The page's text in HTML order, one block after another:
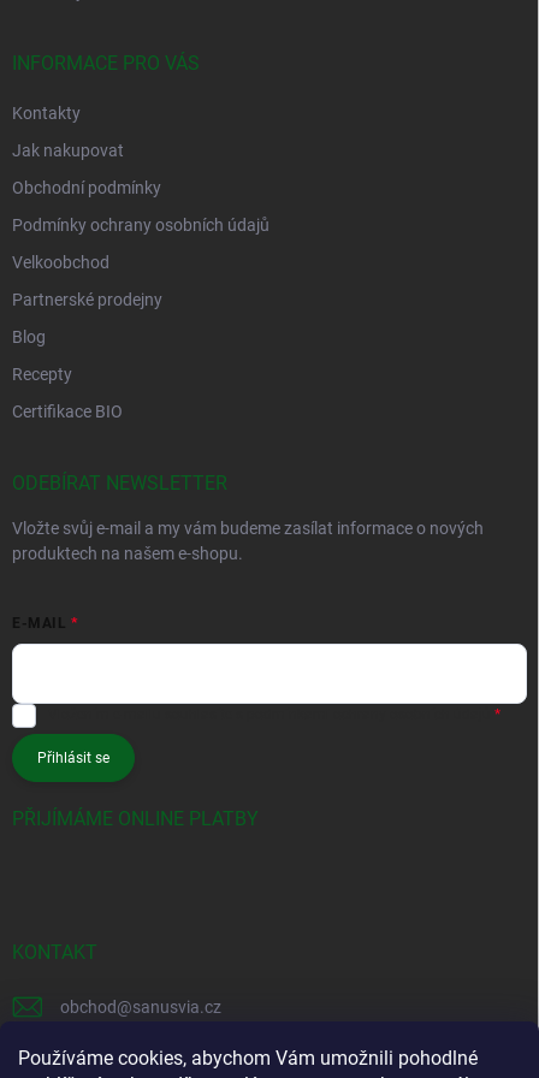
Používáme cookies, abychom Vám umožnili pohodlné
INFORMACE PRO VÁS
Kontakty
Jak nakupovat
Obchodní podmínky
Podmínky ochrany osobních údajů
Velkoobchod
Partnerské prodejny
Blog
Recepty
Certifikace BIO
ODEBÍRAT NEWSLETTER
Vložte svůj e-mail a my vám budeme zasílat informace o nových
produktech na našem e-shopu.
E-MAIL
Přihlásit se
PŘIJÍMÁME ONLINE PLATBY
KONTAKT
obchod@sanusvia.cz
+420 604 245 725